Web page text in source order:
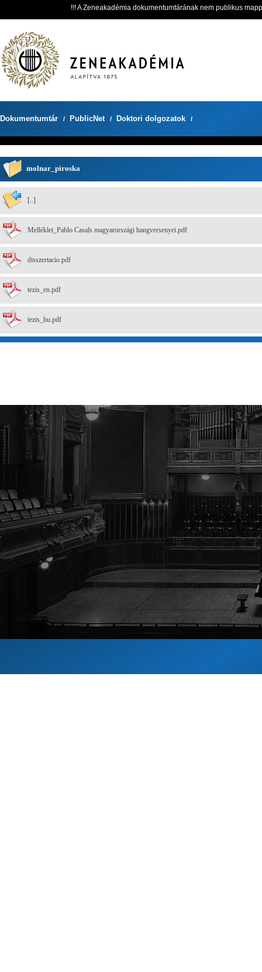
!!! A Zeneakadémia dokumentumtárának nem publikus
Dokumentumtár / PublicNet / Doktori dolgozatok /
molnar_piroska
[..]
Melléklet_Pablo Casals magyarországi hangversenyei.pdf
disszertacio.pdf
tezis_en.pdf
tezis_hu.pdf